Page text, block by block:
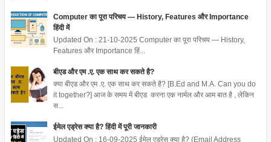
Computer का पूरा परिचय — History, Features और Importance
हिंदी में
Updated On : 21-10-2025 Computer का पूरा परिचय — History,
Features और Importance हिं...
बीएड और एम .ए. एक साथ कर सकते है?
क्या बीएड और एम .ए. एक साथ कर सकते है? [B.Ed and M.A. Can you do
it together?] आज के समय में बीएड करना एक नार्मल और आम बात है , लेकिन
स...
ईमेल एड्रेस क्या है? हिंदी में पूरी जानकारी
Updated On : 16-09-2025 ईमेल एड्रेस क्या है? (Email Address